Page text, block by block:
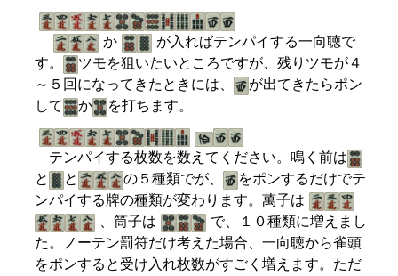
か
が入ればテンパイする一向聴で
す。
ツモを狙いたいところですが、残りツモが４
～５回になってきたときには、
が出てきたらポン
して
か を打ちます。
テンパイする枚数を数えてください。鳴く前は
と
と の５種類でが、
をポンするだけでテ
ンパイする牌の種類が変わります。萬子は
、筒子は
で、１０種類に増えまし
た。ノーテン罰符だけ考えた場合、一向聴から雀頭
をポンすると受け入れ枚数がすごく増えます。ただ